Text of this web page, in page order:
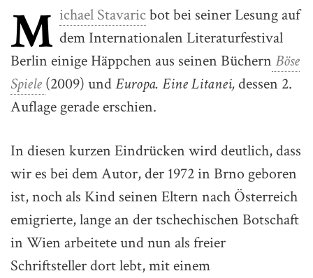
M ichael Stavaricbot bei seiner Lesung auf
dem Internationalen Literaturfestival
Berlin einige Häppchen aus seinen Büchern Böse
Spiele (2009) undEuropa. Eine Litanei,dessen 2.
Auflage gerade erschien.
In diesen kurzen Eindrücken wird deutlich, dass
wir es bei dem Autor, der 1972 in Brno geboren
ist, noch als Kind seinen Eltern nach Österreich
emigrierte, lange an der tschechischen Botschaft
in Wien arbeitete und nun als freier
Schriftsteller dort lebt, mit einem